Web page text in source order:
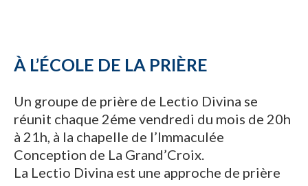
À L’ÉCOLE DE LA PRIÈRE
Un groupe de prière de Lectio Divina se
réunit chaque 2éme vendredi du mois de 20h
à 21h, à la chapelle de l’Immaculée
Conception de La Grand’Croix.
La Lectio Divina est une approche de prière